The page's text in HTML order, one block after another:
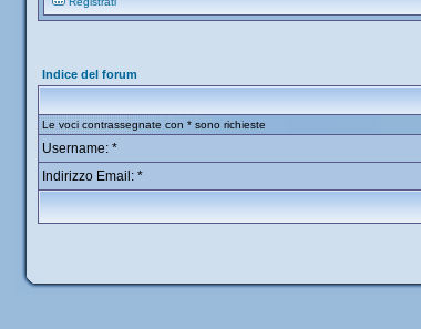
Indice del forum
Le voci contrassegnate con * sono richieste
Username: *
Indirizzo Email: *